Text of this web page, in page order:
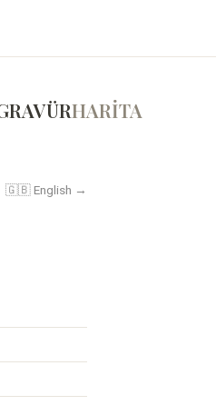
HARİTA
🇬🇧 English →